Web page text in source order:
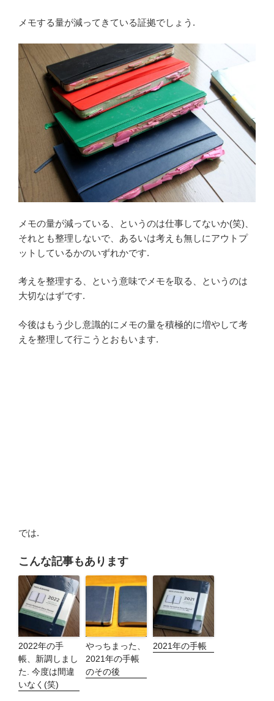
メモする量が減ってきている証拠でしょう.
メモの量が減っている、というのは仕事してないか(笑)、
それとも整理しないで、あるいは考えも無しにアウトプ
ットしているかのいずれかです.
考えを整理する、という意味でメモを取る、というのは
大切なはずです.
今後はもう少し意識的にメモの量を積極的に増やして考
えを整理して行こうとおもいます.
では.
こんな記事もあります
2022年の手
帳、新調しまし
た. 今度は間違
いなく(笑)
やっちまった、
2021年の手帳
のその後
2021年の手帳